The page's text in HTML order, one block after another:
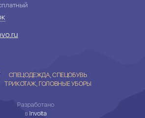
СПЕЦОДЕЖДА, СПЕЦОБУВЬ
ТРИКОТАЖ, ГОЛОВНЫЕ УБОРЫ
Разработано
в Involta